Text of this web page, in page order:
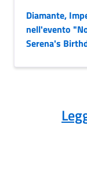
Diamante,
nell'evento
Serena's